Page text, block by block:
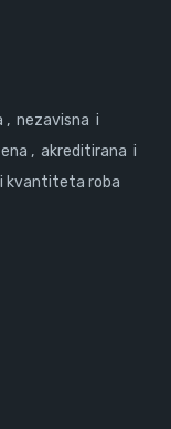
nezavisna i
, akreditirana i
kvantiteta roba